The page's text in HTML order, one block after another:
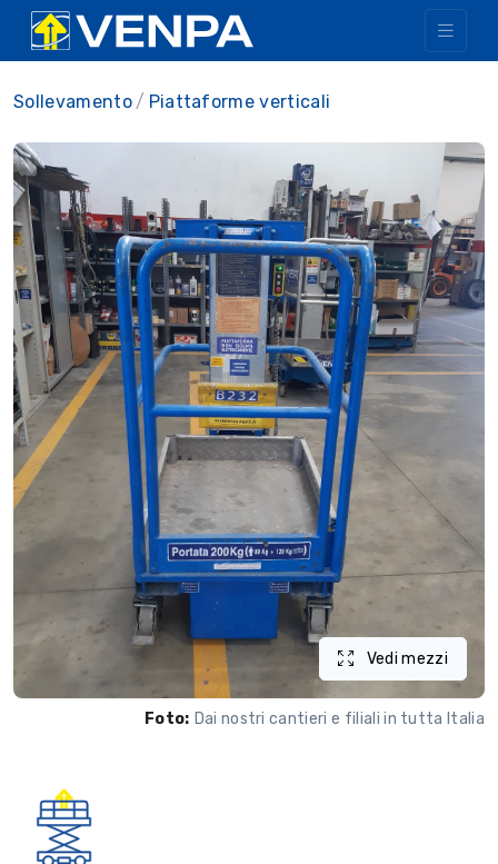
Sollevamento Piattaforme verticali
Vedi mezzi
Foto: Dai nostri cantieri e filiali in tutta Italia